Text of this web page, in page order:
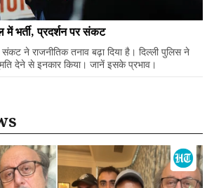
भर्ती, प्रदर्शन पर संकट
ने राजनीतिक तनाव बढ़ा दिया है। दिल्ली पुलिस ने
देने से इनकार किया। जानें इसके प्रभाव।